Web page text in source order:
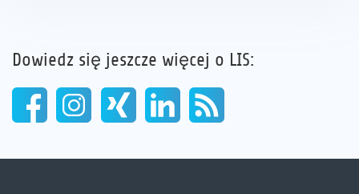
Dowiedz się jeszcze więcej o LIS: